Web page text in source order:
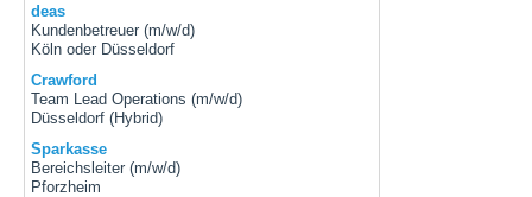
deas
Kundenbetreuer (m/w/d)
Köln oder Düsseldorf
Crawford
Team Lead Operations (m/w/d)
Düsseldorf (Hybrid)
Sparkasse
Bereichsleiter (m/w/d)
Pforzheim